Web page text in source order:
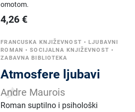
omotom.
4,26 €
FRANCUSKA KNJIŽEVNOST •LJUBAVNI
ROMAN •SOCIJALNA KNJIŽEVNOST •
ZABAVNA BIBLIOTEKA
Atmosfere ljubavi
Andre Maurois
Roman suptilno i psihološki